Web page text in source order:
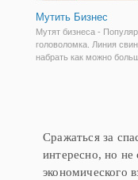
Мутить Бизнес
Мутят бизнеса -
головоломка. Линия
набрать как можно
Сражаться за
интересно, но не
экономического